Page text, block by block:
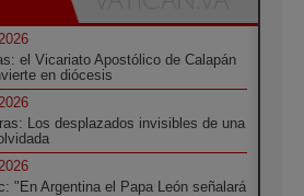
el Vicariato Apostólico de Calapán
en diócesis
Los desplazados invisibles de una
"En Argentina el Papa León señalará